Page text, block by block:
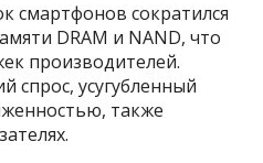
смартфонов сократился
DRAM и NAND, что
производителей.
спрос, усугубленный
также